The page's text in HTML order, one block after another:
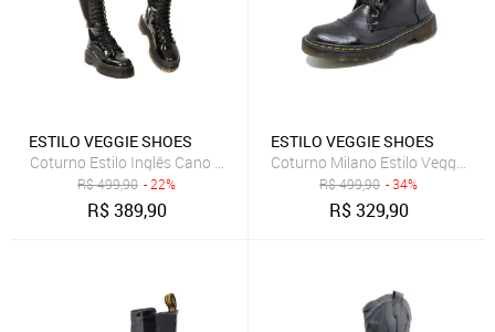
ESTILO VEGGIE SHOES
Coturno Estilo Inglês Cano Longo Preto Verniz
R$499,90 - 22%
R$389,90
ESTILO VEGGIE SHOES
Coturno Milano Estilo Veggie
R$499,90 - 34%
R$329,90